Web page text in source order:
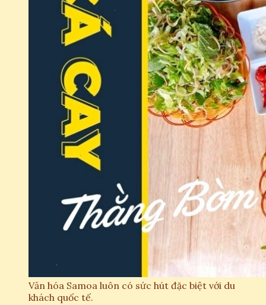
Văn hóa Samoa luôn có sức hút đặc biệt với du
khách quốc tế.